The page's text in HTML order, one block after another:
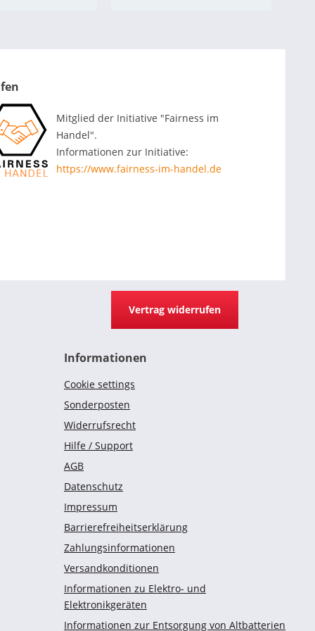
Mitglied der Initiative "Fairness im
Handel".
Informationen zur Initiative:
https://www.fairness-im-handel.de
Vertrag widerrufen
Informationen
Cookie settings
Sonderposten
Widerrufsrecht
Hilfe / Support
AGB
Datenschutz
Impressum
Barrierefreiheitserklärung
Zahlungsinformationen
Versandkonditionen
Informationen zu Elektro- und
Elektronikgeräten
Informationen zur Entsorgung von Altbatterien